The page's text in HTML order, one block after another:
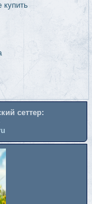
печени
сеттер: